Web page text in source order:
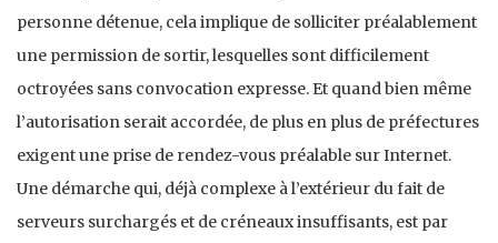
personne détenue, cela implique de solliciter préalablement
une permission de sortir, lesquelles sont difficilement
octroyées sans convocation expresse. Et quand bien même
l’autorisation serait accordée, de plus en plus de préfectures
exigent une prise de rendez-vous préalable sur Internet.
Une démarche qui, déjà complexe à l’extérieur du fait de
serveurs surchargés et de créneaux insuffisants, est par